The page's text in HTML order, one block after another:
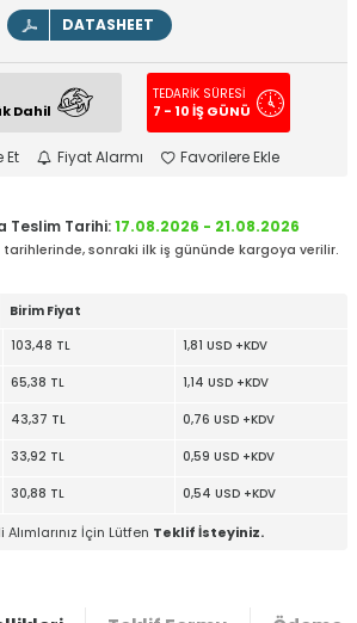
DATASHEET
Dahil
TEDARİK SÜRESİ
7 - 10 İŞ GÜNÜ
Et Fiyat Alarmı Favorilere Ekle
Teslim Tarihi:17.08.2026 - 21.08.2026
sonraki ilk iş gününde kargoya verilir.
Birim Fiyat
103,48 TL 1,81 USD +KDV
65,38 TL 1,14 USD +KDV
43,37 TL 0,76 USD +KDV
33,92 TL 0,59 USD +KDV
30,88 TL 0,54 USD +KDV
İçin Lütfen Teklif İsteyiniz.